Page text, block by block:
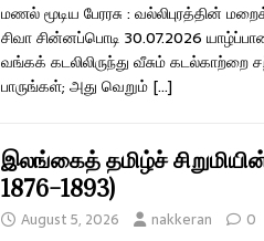
மணல் மூடிய பேரரசு : வல்லிபுரத்தின்
சிவா சின்னப்பொடி 30.07.2026
வங்கக் கடலிலிருந்து வீசும் கடல்காற்றை
பாருங்கள்; அது வெறும் […]
இலங்கைத் தமிழ்ச் சிறுமியின்
1876–1893)
August 5, 2026 nakkeran 0